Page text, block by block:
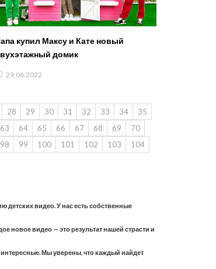
купил Максу и Кате новый
домик
29.06.2022
28 29 30 31 32 33 34
35
63 64 65 66 67 68 69
70
98 99 100 101 102 103
104
детских видео. У нас есть собственные
новое видео — это результат нашей страсти и
интересные. Мы уверены, что каждый найдет